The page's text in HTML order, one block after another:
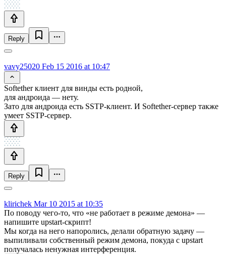
Reply
vavy25020 Feb 15 2016 at 10:47
Softether клиент для винды есть родной,
для андроида — нету.
Зато для андроида есть SSTP-клиент. И Softether-сервер также
умеет SSTP-сервер.
Reply
klirichek Mar 10 2015 at 10:35
По поводу чего-то, что «не работает в режиме демона» —
напишите upstart-скрипт!
Мы когда на него напоролись, делали обратную задачу —
выпиливали собственный режим демона, покуда с upstart
получалась ненужная интерференция.